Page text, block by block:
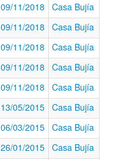
09/11/2018
Casa Bujía
09/11/2018
Casa Bujía
09/11/2018
Casa Bujía
09/11/2018
Casa Bujía
09/11/2018
Casa Bujía
13/05/2015
Casa Bujía
06/03/2015
Casa Bujía
26/01/2015
Casa Bujía